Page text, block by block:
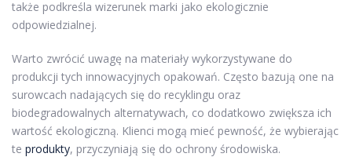
także podkreśla wizerunek marki jako ekologicznie
odpowiedzialnej.
Warto zwrócić uwagę na materiały wykorzystywane do
produkcji tych innowacyjnych opakowań. Często bazują one na
surowcach nadających się do recyklingu oraz
biodegradowalnych alternatywach, co dodatkowo zwiększa ich
wartość ekologiczną. Klienci mogą mieć pewność, że wybierając
te produkty, przyczyniają się do ochrony środowiska.